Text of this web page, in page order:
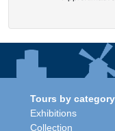
Tours by category
Exhibitions
Collection